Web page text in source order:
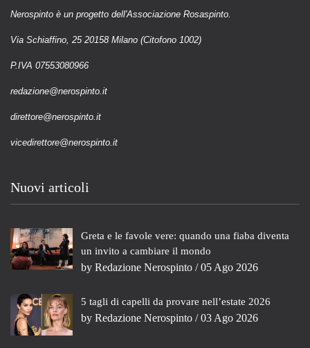
Nerospinto è un progetto dell'Associazione Rosaspinto.
Via Schiaffino, 25 20158 Milano (Citofono 1002)
P.IVA 07553080966
redazione@nerospinto.it
direttore@nerospinto.it
vicedirettore@nerospinto.it
Nuovi articoli
Greta e le favole vere: quando una fiaba diventa
un invito a cambiare il mondo
by Redazione Nerospinto / 05 Ago 2026
5 tagli di capelli da provare nell’estate 2026
by Redazione Nerospinto / 03 Ago 2026